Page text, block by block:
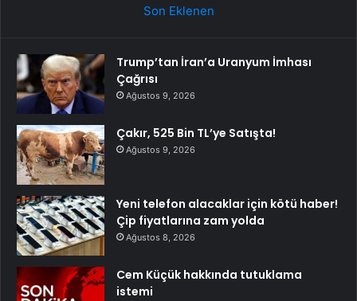
Son Eklenen
Trump’tan İran’a Uranyum İmhası
Çağrısı
Ağustos 9, 2026
Çakır, 525 Bin TL’ye Satışta!
Ağustos 9, 2026
Yeni telefon alacaklar için kötü haber!
Çip fiyatlarına zam yolda
Ağustos 8, 2026
Cem Küçük hakkında tutuklama
istemi